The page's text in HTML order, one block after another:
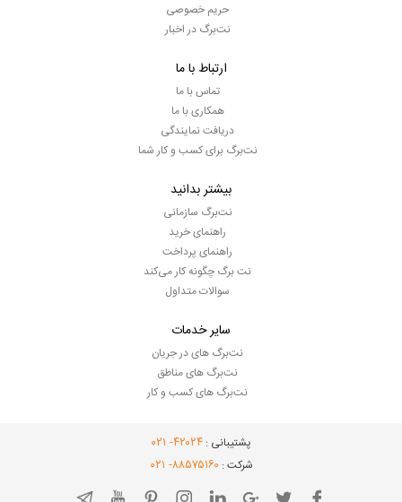
حریم خصوصی
نت‌برگ در اخبار
ارتباط با ما
تماس با ما
همکاری با ما
دریافت نمایندگی
نت‌برگ برای کسب و کار شما
بیشتر بدانید
نت‌برگ سازمانی
راهنمای خرید
راهنمای پرداخت
نت برگ چگونه کار می‌کند
سوالات متداول
سایر خدمات
نت‌برگ های در جریان
نت‌برگ های مناطق
نت‌برگ های کسب و کار
پشتیبانی : ۴۲۰۲۴- ۰۲۱
شرکت : ۸۸۵۷۵۱۶۰- ۰۲۱